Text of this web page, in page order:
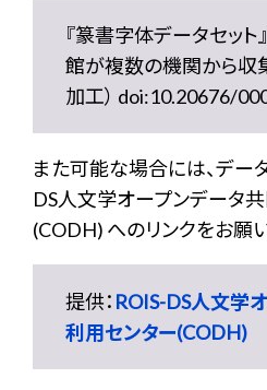
『篆書字体データセット
館が複数の機関から収
加工） doi:10.20676/
また可能な場合には、デー
DS人文学オープンデータ
(CODH) へのリンクをお願い
提供： ROIS-DS人文学
利用センター(CODH)